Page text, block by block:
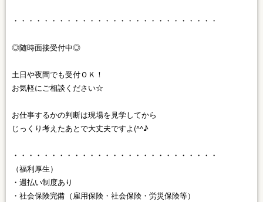
・・・・・・・・・・・・・・・・・・・・・・・・・・・
◎随時面接受付中◎
土日や夜間でも受付ＯＫ！
お気軽にご相談ください☆
お仕事するかの判断は現場を見学してから
じっくり考えたあとで大丈夫ですよ(^^♪
・・・・・・・・・・・・・・・・・・・・・・・・・・・
（福利厚生）
・週払い制度あり
・社会保険完備（雇用保険・社会保険・労災保険等）